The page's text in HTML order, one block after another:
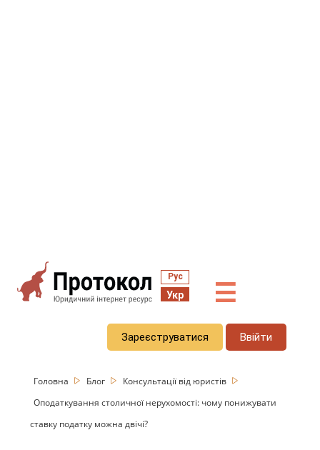
Рус
Укр ☰
Зареєструватися Ввійти
Головна Блог
Консультації від юристів
Оподаткування столичної нерухомості: чому понижувати
ставку податку можна двічі?